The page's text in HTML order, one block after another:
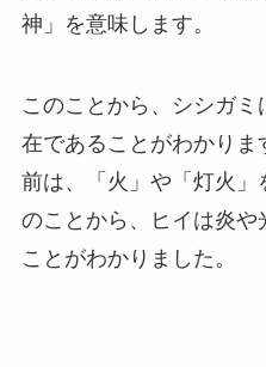
神」を意味します。
このことから、シシガ
在であることがわかりま
前は、「火」や「灯火」
のことから、ヒイは炎や
ことがわかりました。